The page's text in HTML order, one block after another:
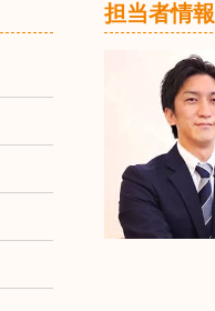
担当者情報